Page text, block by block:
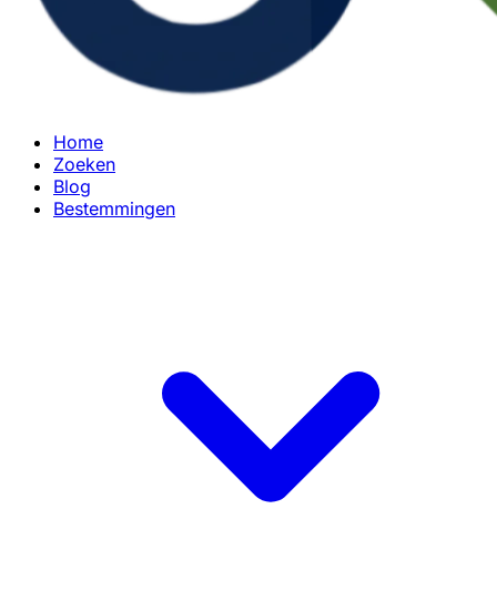
Home
Zoeken
Blog
Bestemmingen